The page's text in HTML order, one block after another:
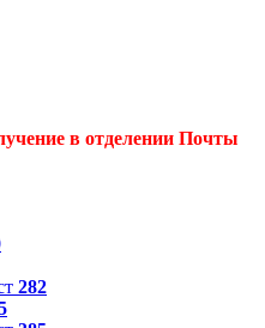
в отделении Почты
282